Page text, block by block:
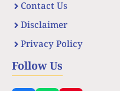
Contact Us
Disclaimer
Privacy Policy
Follow Us